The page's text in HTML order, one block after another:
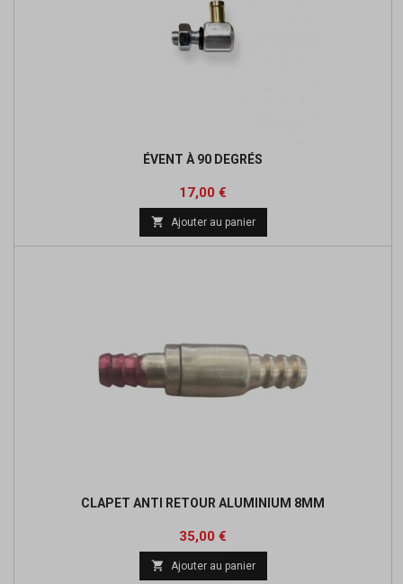
ÉVENT À 90 DEGRÉS
Prix
17,00 €
 Ajouter au panier
CLAPET ANTI RETOUR ALUMINIUM 8MM
Prix
35,00 €
 Ajouter au panier